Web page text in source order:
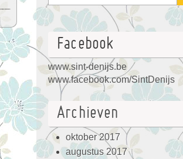
Facebook
www.sint-denijs.be
www.facebook.com/SintDenijs
Archieven
oktober 2017
augustus 2017